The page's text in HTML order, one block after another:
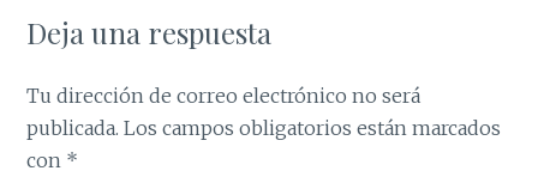
Deja una respuesta
Tu dirección de correo electrónico no será
publicada. Los campos obligatorios están marcados
con *